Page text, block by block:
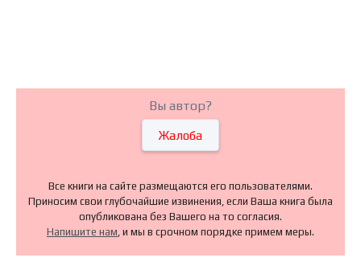
Вы автор?
Жалоба
Все книги на сайте размещаются его пользователями.
Приносим свои глубочайшие извинения, если Ваша книга была
опубликована без Вашего на то согласия.
Напишите нам , и мы в срочном порядке примем меры.